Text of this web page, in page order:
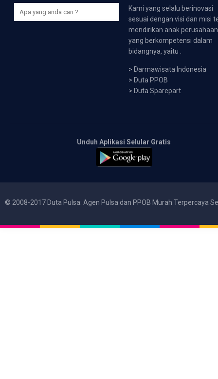
Kami yang selalu berinovasi
sesuai dengan visi dan misi
mendirikan anak perusahaan
yang berkompetensi dalam
bidangnya, yaitu :
> Darmawisata Indonesia
> Duta PPOB
> Duta Sparepart
Unduh Aplikasi Selular Gratis
© 2008-2017 Duta Pulsa: Agen Pulsa dan PPOB Murah Terpercaya